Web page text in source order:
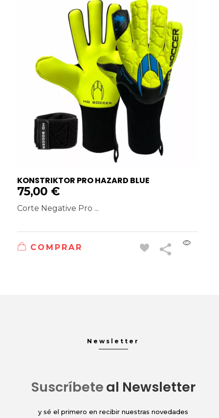
KONSTRIKTOR PRO HAZARD BLUE
75,00 €
Corte Negative Pro ...
COMPRAR
Newsletter
Suscríbeteal Newsletter
y sé el primero en recibir nuestras novedades